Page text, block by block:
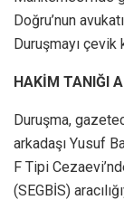
Doğru’nun
Duruşmayı
HAKİM TANIĞI
Duruşma,
arkadaşı Yusuf
F Tipi
(SEGBİS)